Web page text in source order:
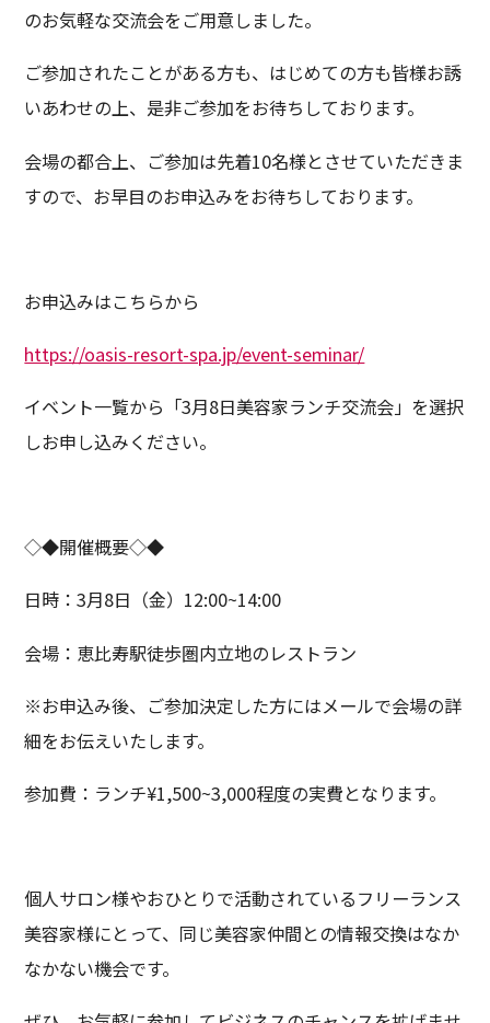
のお気軽な交流会をご用意しました。
ご参加されたことがある方も、はじめての方も皆様お誘
いあわせの上、是非ご参加をお待ちしております。
会場の都合上、ご参加は先着10名様とさせていただきま
すので、お早目のお申込みをお待ちしております。
お申込みはこちらから
https://oasis-resort-spa.jp/event-seminar/
イベント一覧から「3月8日美容家ランチ交流会」を選択
しお申し込みください。
◇◆開催概要◇◆
日時：3月8日（金）12:00~14:00
会場：恵比寿駅徒歩圏内立地のレストラン
※お申込み後、ご参加決定した方にはメールで会場の詳
細をお伝えいたします。
参加費：ランチ¥1,500~3,000程度の実費となります。
個人サロン様やおひとりで活動されているフリーランス
美容家様にとって、同じ美容家仲間との情報交換はなか
なかない機会です。